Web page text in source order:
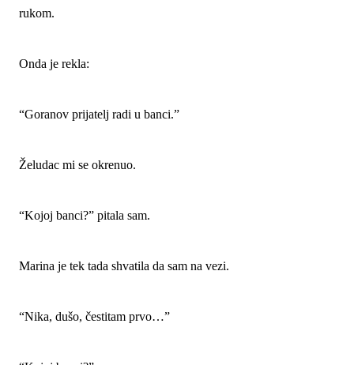
rukom.
Onda je rekla:
“Goranov prijatelj radi u banci.”
Želudac mi se okrenuo.
“Kojoj banci?” pitala sam.
Marina je tek tada shvatila da sam na vezi.
“Nika, dušo, čestitam prvo…”